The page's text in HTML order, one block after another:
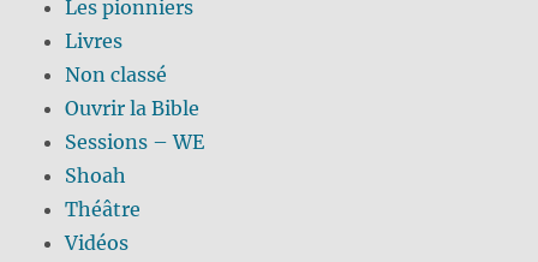
Les pionniers
Livres
Non classé
Ouvrir la Bible
Sessions – WE
Shoah
Théâtre
Vidéos